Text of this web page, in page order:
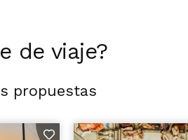
de viaje?
propuestas